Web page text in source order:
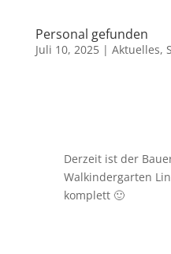
Personal gefunden
Juli 10, 2025| Aktuelles,
Derzeit ist der
Walkindergarten
komplett 🙂